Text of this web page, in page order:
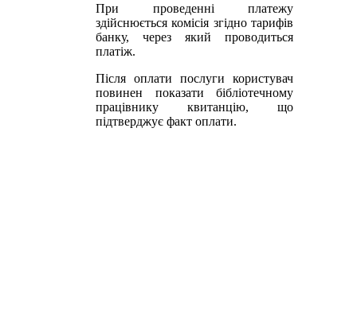
При проведенні платежу
здійснюється комісія згідно тарифів
банку, через який проводиться
платіж.
Після оплати послуги користувач
повинен показати бібліотечному
працівнику квитанцію, що
підтверджує факт оплати.